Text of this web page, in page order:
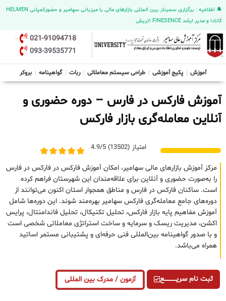
🔔 اطلاعیه : برگزاری سمینار بین المللی بازارهای مالی با میزبانی سهامیر و حضورکمپانی HELMEN
کانادا و مدیر ارشد FINESENCE اتریش
021-91094718
093-39535771
آموزش پکیج آموزشی طراحی سیستم معاملاتی ربات گواهینامه بروکر
آموزش فارکس در فارس – دوره حضوری و
آنلاین معامله‌گری بازار فارکس
امتیاز (13502) 4.9/5
مرکز آموزش بازارهای مالی سهامیر، امکان آموزش فارکس در فارکس در فارس
را به‌صورت حضوری و آنلاین برای علاقه‌مندان این شهرستان فراهم کرده
است. ساکنان فارکس در فارس و مناطق همجوار استان اکنون می‌توانند از
دوره‌های جامع معامله‌گری فارکس سهامیر بهره‌مند شوند. این دوره‌ها شامل
آموزش مفاهیم پایه بازار فارکس، تحلیل تکنیکال، تحلیل فاندامنتال، پرایس
اکشن، مدیریت ریسک و سرمایه و ساخت استراتژی معاملاتی شخصی است
و با صدور گواهینامه بین‌المللی فنی حرفه‌ای و پشتیبانی مستمر اساتید
همراه می‌باشد.
ثبت نام سریــــــــــــع آزمون / مدرک بین المللی